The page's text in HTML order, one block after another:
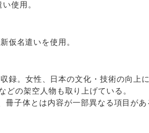
使用。
仮名遣いを使用。
録。女性、日本の文化・技術の向上
の架空人物も取り上げている。
冊子体とは内容が一部異なる項目があ